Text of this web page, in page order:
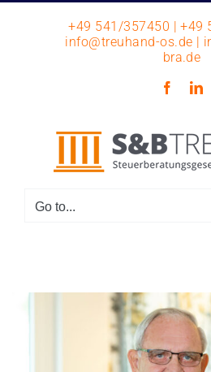
+49 541/357450 | +49
info@treuhand-os.de |
bra.de
Go to...